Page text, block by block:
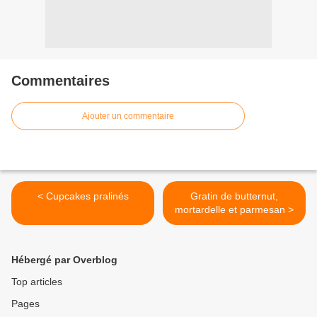
Commentaires
Ajouter un commentaire
< Cupcakes pralinés
Gratin de butternut,
mortardelle et parmesan >
Hébergé par Overblog
Top articles
Pages